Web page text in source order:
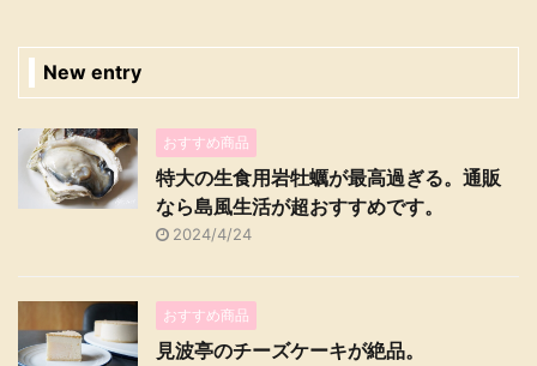
New entry
おすすめ商品
特大の生食用岩牡蠣が最高過ぎる。通販
なら島風生活が超おすすめです。
2024/4/24
おすすめ商品
見波亭のチーズケーキが絶品。